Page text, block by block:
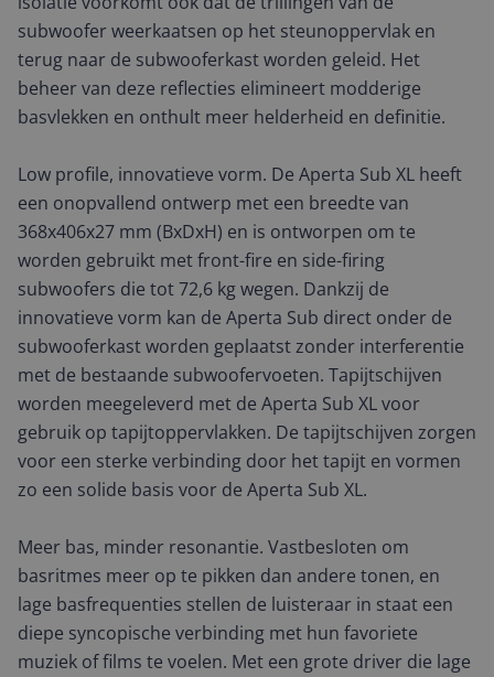
subwoofer weerkaatsen op het steunoppervlak en
terug naar de subwooferkast worden geleid. Het
beheer van deze reflecties elimineert modderige
basvlekken en onthult meer helderheid en definitie.
Low profile, innovatieve vorm. De Aperta Sub XL heeft
een onopvallend ontwerp met een breedte van
368x406x27 mm (BxDxH) en is ontworpen om te
worden gebruikt met front-fire en side-firing
subwoofers die tot 72,6 kg wegen. Dankzij de
innovatieve vorm kan de Aperta Sub direct onder de
subwooferkast worden geplaatst zonder interferentie
met de bestaande subwoofervoeten. Tapijtschijven
worden meegeleverd met de Aperta Sub XL voor
gebruik op tapijtoppervlakken. De tapijtschijven zorgen
voor een sterke verbinding door het tapijt en vormen
zo een solide basis voor de Aperta Sub XL.
Meer bas, minder resonantie. Vastbesloten om
basritmes meer op te pikken dan andere tonen, en
lage basfrequenties stellen de luisteraar in staat een
diepe syncopische verbinding met hun favoriete
muziek of films te voelen. Met een grote driver die lage